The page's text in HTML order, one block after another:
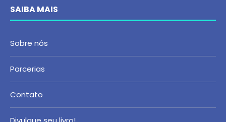
SAIBA MAIS
Sobre nós
Parcerias
Contato